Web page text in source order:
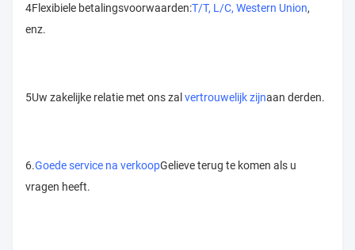
4Flexibiele betalingsvoorwaarden:T/T, L/C, Western Union,
enz.
5Uw zakelijke relatie met ons zal vertrouwelijk zijnaan derden.
6.Goede service na verkoopGelieve terug te komen als u
vragen heeft.